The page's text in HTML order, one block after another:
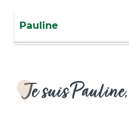
Pauline
Justine
Je suis Pauline,